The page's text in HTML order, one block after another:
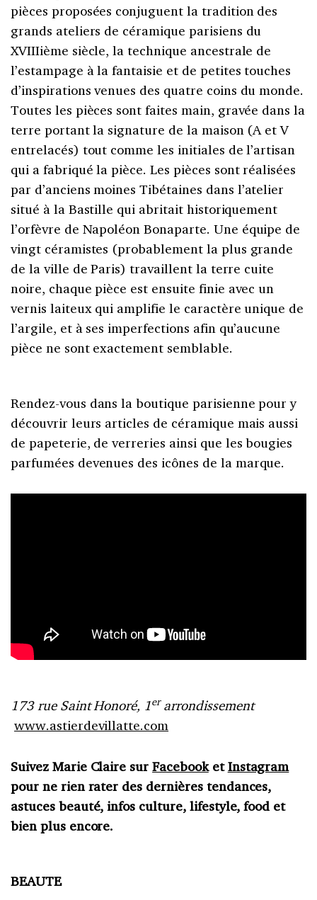
pièces proposées conjuguent la tradition des
grands ateliers de céramique parisiens du
XVIIIième siècle, la technique ancestrale de
l’estampage à la fantaisie et de petites touches
d’inspirations venues des quatre coins du monde.
Toutes les pièces sont faites main, gravée dans la
terre portant la signature de la maison (A et V
entrelacés) tout comme les initiales de l’artisan
qui a fabriqué la pièce. Les pièces sont réalisées
par d’anciens moines Tibétaines dans l’atelier
situé à la Bastille qui abritait historiquement
l’orfèvre de Napoléon Bonaparte. Une équipe de
vingt céramistes (probablement la plus grande
de la ville de Paris) travaillent la terre cuite
noire, chaque pièce est ensuite finie avec un
vernis laiteux qui amplifie le caractère unique de
l’argile, et à ses imperfections afin qu’aucune
pièce ne sont exactement semblable.
Rendez-vous dans la boutique parisienne pour y
découvrir leurs articles de céramique mais aussi
de papeterie, de verreries ainsi que les bougies
parfumées devenues des icônes de la marque.
173 rue Saint Honoré, 1erarrondissement
www.astierdevillatte.com
Suivez Marie Claire surFacebooketInstagram
pour ne rien rater des dernières tendances,
astuces beauté, infos culture, lifestyle, food et
bien plus encore.
BEAUTE